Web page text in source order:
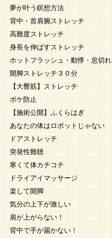
夢が叶う瞑想方法
背中・首肩腕ストレッチ
高難度ストレッチ
身長を伸ばすストレッチ
ホットフラッシュ・動悸・息切れ
開脚ストレッチ３０分
【大臀筋】ストレッチ
ボケ防止
【施術公開】ふくらはぎ
あなたの体はロボットじゃない
ドアストレッチ
突発性難聴
寒くて体カチコチ
ドライアイマッサージ
楽して開脚
気分の上下が激しい
肩が上がらない！
背中で手が届かない！